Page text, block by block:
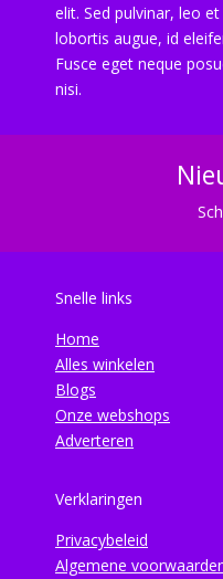
elit. Sed pulvinar, leo
lobortis augue, id
Fusce eget neque
nisi.
Snelle links
Home
Alles winkelen
Blogs
Onze webshops
Adverteren
Verklaringen
Privacybeleid
Algemene